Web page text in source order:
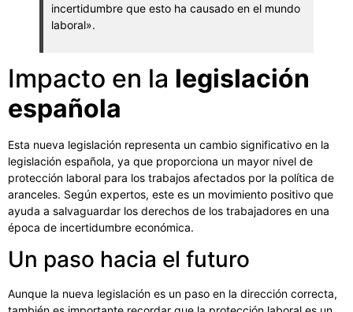
incertidumbre que esto ha causado en el mundo
laboral».
Impacto en la legislación
española
Esta nueva legislación representa un cambio significativo en la
legislación española, ya que proporciona un mayor nivel de
protección laboral para los trabajos afectados por la política de
aranceles. Según expertos, este es un movimiento positivo que
ayuda a salvaguardar los derechos de los trabajadores en una
época de incertidumbre económica.
Un paso hacia el futuro
Aunque la nueva legislación es un paso en la dirección correcta,